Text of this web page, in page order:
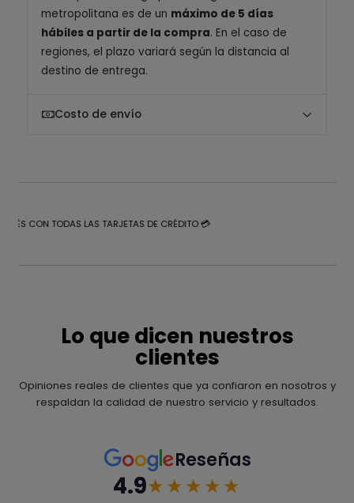
metropolitana es de un máximo de 5 días
hábiles a partir de la compra. En el caso de
regiones, el plazo variará según la distancia al
destino de entrega.
Costo de envío
CON TODAS LAS TARJETAS DE CRÉDITO 💳
Lo que dicen nuestros
clientes
Opiniones reales de clientes que ya confiaron en nosotros y
respaldan la calidad de nuestro servicio y resultados.
Reseñas
4.9★★★★★